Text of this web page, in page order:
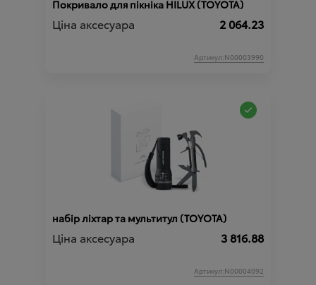
Покривало для пікніка HILUX (TOYOTA)
Ціна аксесуара 2 064.23
Артикул:N00003990
набір ліхтар та мультитул (TOYOTA)
Ціна аксесуара 3 816.88
Артикул:N00004092